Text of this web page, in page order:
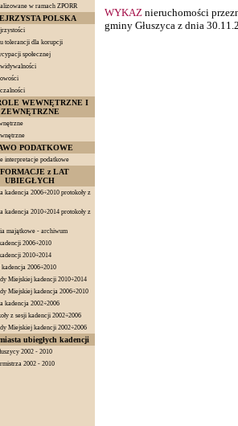
w ramach ZPORR
POLSKA
tolerancji dla korupcji
społecznej
WEWNĘTRZNE I
ZEWNĘTRZNE
PODATKOWE
interpretacje podatkowe
z LAT
UBIEGŁYCH
kadencja 2006÷2010 protokoły z
kadencja 2010÷2014 protokoły z
majątkowe - archiwum
2006÷2010
2010÷2014
2006÷2010
Miejskiej kadencji 2010÷2014
Miejskiej kadencja 2006÷2010
kadencja 2002÷2006
z sesji kadencji 2002÷2006
Miejskiej kadencji 2002÷2006
ubiegłych kadencji
2002 - 2010
2002 - 2010
WYKAZ nieruchomości
gminy Głuszyca z dnia